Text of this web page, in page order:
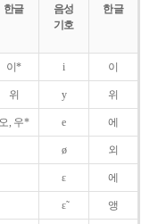
한글
음성
기호
한글
이* i 이
위 y 위
오, 우* e 에
ø 외
ɛ 에
ɛ̃ 앵